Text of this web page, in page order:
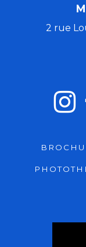
Course
Fête de la
Du Val Sans
2 rue